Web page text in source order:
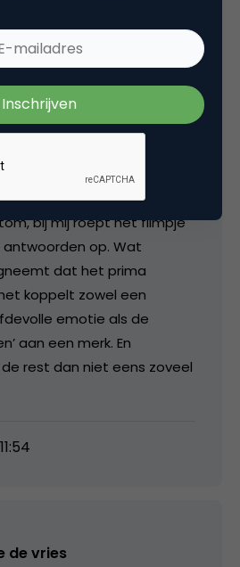
opgevallen dat er
verstreken. Ik dacht dat het
af wat er nou in de plastic
van die kleinzoon van
opa aan het eind
zelf naar de Plus kon.
kleinzoon dan steeds
bij mij roept het filmpje
op. Wat
dat het prima
koppelt zowel een
emotie als de
aan een merk. En
rest dan niet eens zoveel
de vries